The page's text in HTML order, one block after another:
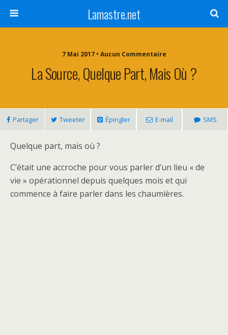
Lamastre.net
7 Mai 2017 • Aucun Commentaire
La Source, Quelque Part, Mais Où ?
Partager Tweeter Épingler E-mail SMS
Quelque part, mais où ?
C’était une accroche pour vous parler d’un lieu « de
vie » opérationnel depuis quelques mois et qui
commence à faire parler dans les chaumières.